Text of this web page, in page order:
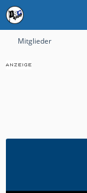
Mitglieder